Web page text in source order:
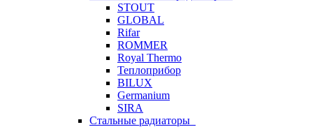
STOUT
GLOBAL
Rifar
ROMMER
Royal Thermo
Теплоприбор
BILUX
Germanium
SIRA
Стальные радиаторы